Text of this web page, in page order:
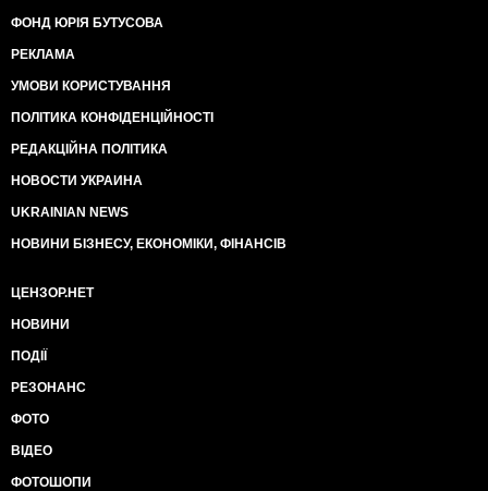
ФОНД ЮРІЯ БУТУСОВА
РЕКЛАМА
УМОВИ КОРИСТУВАННЯ
ПОЛІТИКА КОНФІДЕНЦІЙНОСТІ
РЕДАКЦІЙНА ПОЛІТИКА
НОВОСТИ УКРАИНА
UKRAINIAN NEWS
НОВИНИ БІЗНЕСУ, ЕКОНОМІКИ, ФІНАНСІВ
ЦЕНЗОР.НЕТ
НОВИНИ
ПОДІЇ
РЕЗОНАНС
ФОТО
ВІДЕО
ФОТОШОПИ